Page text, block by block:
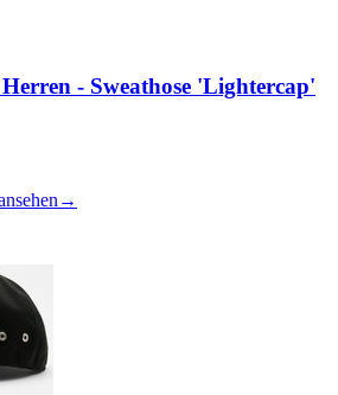
- Sweathose 'Lightercap'
→